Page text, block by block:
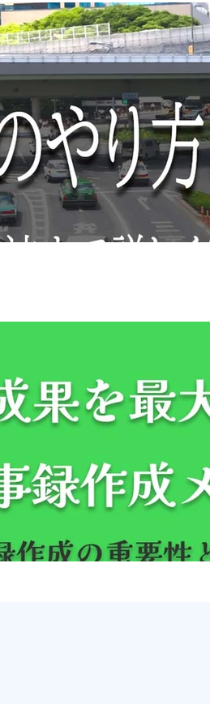
！
？